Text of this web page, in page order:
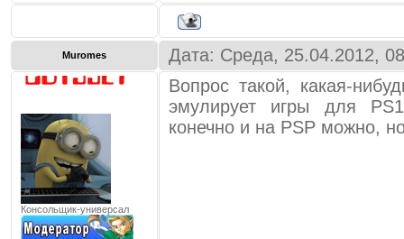
Muromes Дата: Среда, 25.04.2012,
Консольщик-универсал
Вопрос такой, какая-
эмулирует игры для
конечно и на PSP можно,